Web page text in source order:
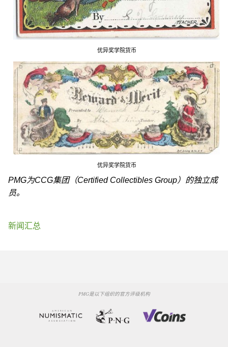
优异奖学院货币
优异奖学院货币
PMG为CCG集团（Certified Collectibles Group）的独立成
员。
新闻汇总
PMG是以下组织的官方评级机构